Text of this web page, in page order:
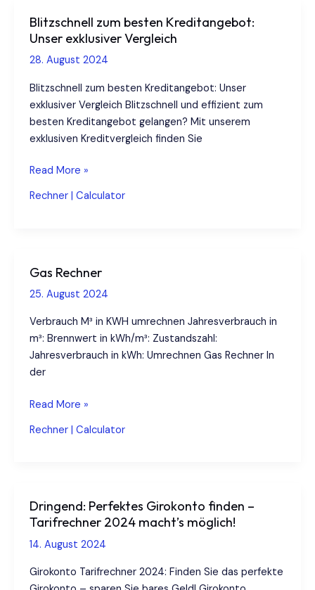
Schnell
Blitzschnell zum besten Kreditangebot:
Unser exklusiver Vergleich
28. August 2024
Blitzschnell zum besten Kreditangebot: Unser
exklusiver Vergleich Blitzschnell und effizient zum
besten Kreditangebot gelangen? Mit unserem
exklusiven Kreditvergleich finden Sie
Blitzschnell
Vergleich
Read More »
Rechner | Calculator
Gas Rechner
25. August 2024
Verbrauch M³ in KWH umrechnen Jahresverbrauch in
m³: Brennwert in kWh/m³: Zustandszahl:
Jahresverbrauch in kWh: Umrechnen Gas Rechner In
der
Gas
Read More »
Rechner | Calculator
Dringend: Perfektes Girokonto finden –
Tarifrechner 2024 macht’s möglich!
14. August 2024
Girokonto Tarifrechner 2024: Finden Sie das perfekte